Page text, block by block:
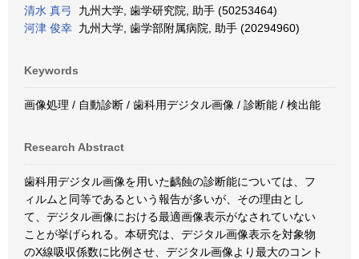
清水 真弓
九州大学, 歯学研究院, 助手 (50253464)
河津 俊幸 九州大学, 歯学部附属病院, 助手 (20294960)
Keywords
画像処理 / 自動診断 / 歯科用デジタル画像 / 診断能 / 検出能
Research Abstract
歯科用デジタル画像を用いた齲蝕の診断能については、フ
ィルムと同等であるという報告が多いが、その理由とし
て、デジタル画像における最適画像表示がなされていない
ことが挙げられる。本研究は、デジタル画像表示を対象物
のX線吸収係数に比例させ、デジタル画像より最大のコント